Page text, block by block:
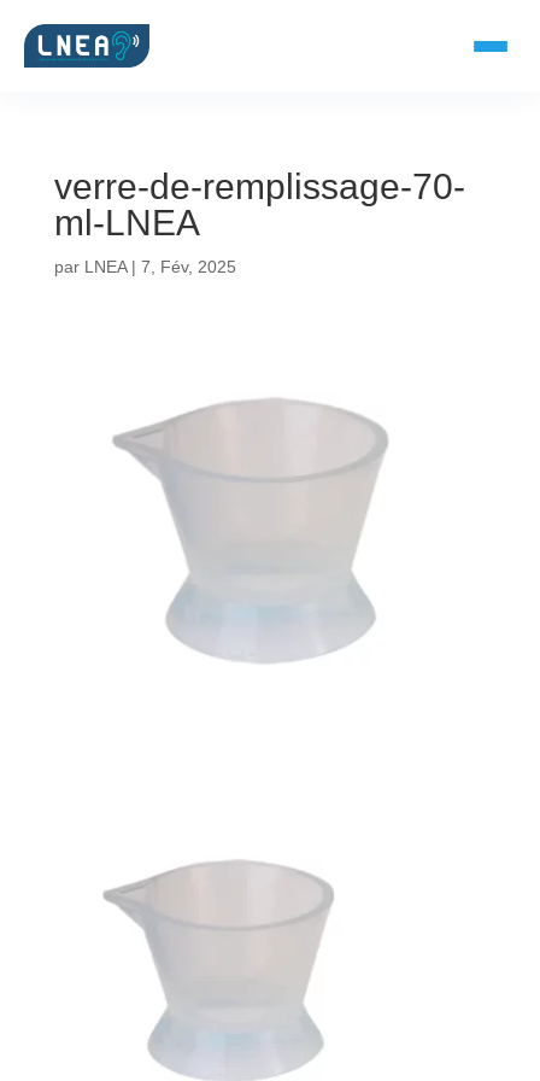
SOLUTIONS AUDITIVES
DOCUMENTS
Catalogue & fiches
Bons de commande
Tutoriels vidéos
Certificats et code LPP
Matériels pour prise d'empreintes
Outillage pour atelier
Outillage pour embouts
Outillages & consommables
verre-de-remplissage-70-
ml-LNEA
par LNEA| 7, Fév, 2025